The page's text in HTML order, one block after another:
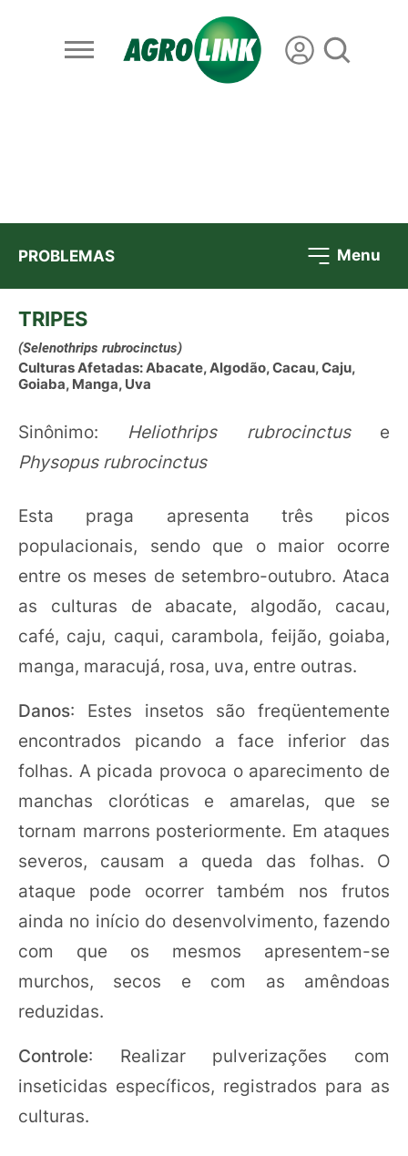
PROBLEMAS Menu
TRIPES
(Selenothrips rubrocinctus)
Culturas Afetadas: Abacate, Algodão, Cacau, Caju,
Goiaba, Manga, Uva
Sinônimo: Heliothrips rubrocinctus e
Physopus rubrocinctus
Esta praga apresenta três picos
populacionais, sendo que o maior ocorre
entre os meses de setembro-outubro. Ataca
as culturas de abacate, algodão, cacau,
café, caju, caqui, carambola, feijão, goiaba,
manga, maracujá, rosa, uva, entre outras.
Danos: Estes insetos são freqüentemente
encontrados picando a face inferior das
folhas. A picada provoca o aparecimento de
manchas cloróticas e amarelas, que se
tornam marrons posteriormente. Em ataques
severos, causam a queda das folhas. O
ataque pode ocorrer também nos frutos
ainda no início do desenvolvimento, fazendo
com que os mesmos apresentem-se
murchos, secos e com as amêndoas
reduzidas.
Controle: Realizar pulverizações com
inseticidas específicos, registrados para as
culturas.